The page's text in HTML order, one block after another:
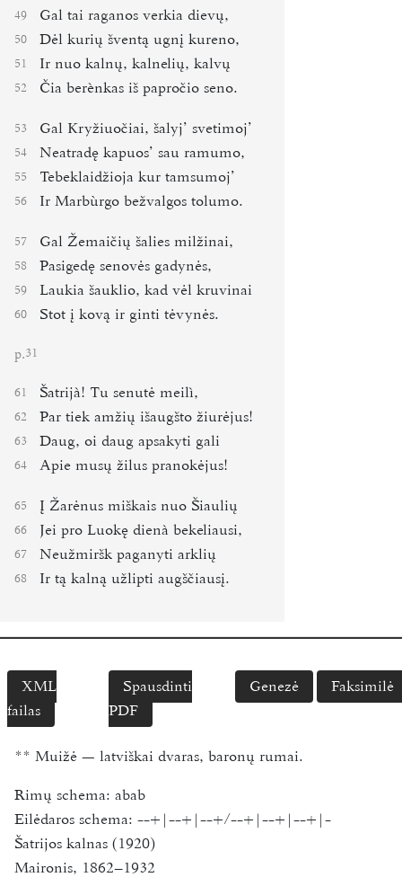
49 Gal tai raganos verkia dievų,
50 Dėl kurių šventą ugnį kureno,
51 Ir nuo kalnų, kalnelių, kalvų
52 Čia berènkas iš papročio seno.
53 Gal Kryžiuočiai, šalyj’ svetimoj’
54 Neatradę kapuos’ sau ramumo,
55 Tebeklaidžioja kur tamsumoj’
56 Ir Marbùrgo bežvalgos tolumo.
57 Gal Žemaičių šalies milžinai,
58 Pasigedę senovės gadynės,
59 Laukia šauklio, kad vėl kruvinai
60 Stot į kovą ir ginti tėvynės.
p.31
61 Šatrijà! Tu senutė meilì,
62 Par tiek amžių išaugšto žiurėjus!
63 Daug, oi daug apsakyti gali
64 Apie musų žilus pranokėjus!
65 Į Žarėnus miškais nuo Šiaulių
66 Jei pro Luokę dienà bekeliausi,
67 Neužmiršk paganyti arklių
68 Ir tą kalną užlipti augščiausį.
XML
failas
Spausdinti
PDF
Genezė Faksimilė
** Muižė — latviškai dvaras, baronų rumai.
Rimų schema: abab
Eilėdaros schema: --+|--+|--+/--+|--+|--+|-
Šatrijos kalnas (1920)
Maironis, 1862–1932